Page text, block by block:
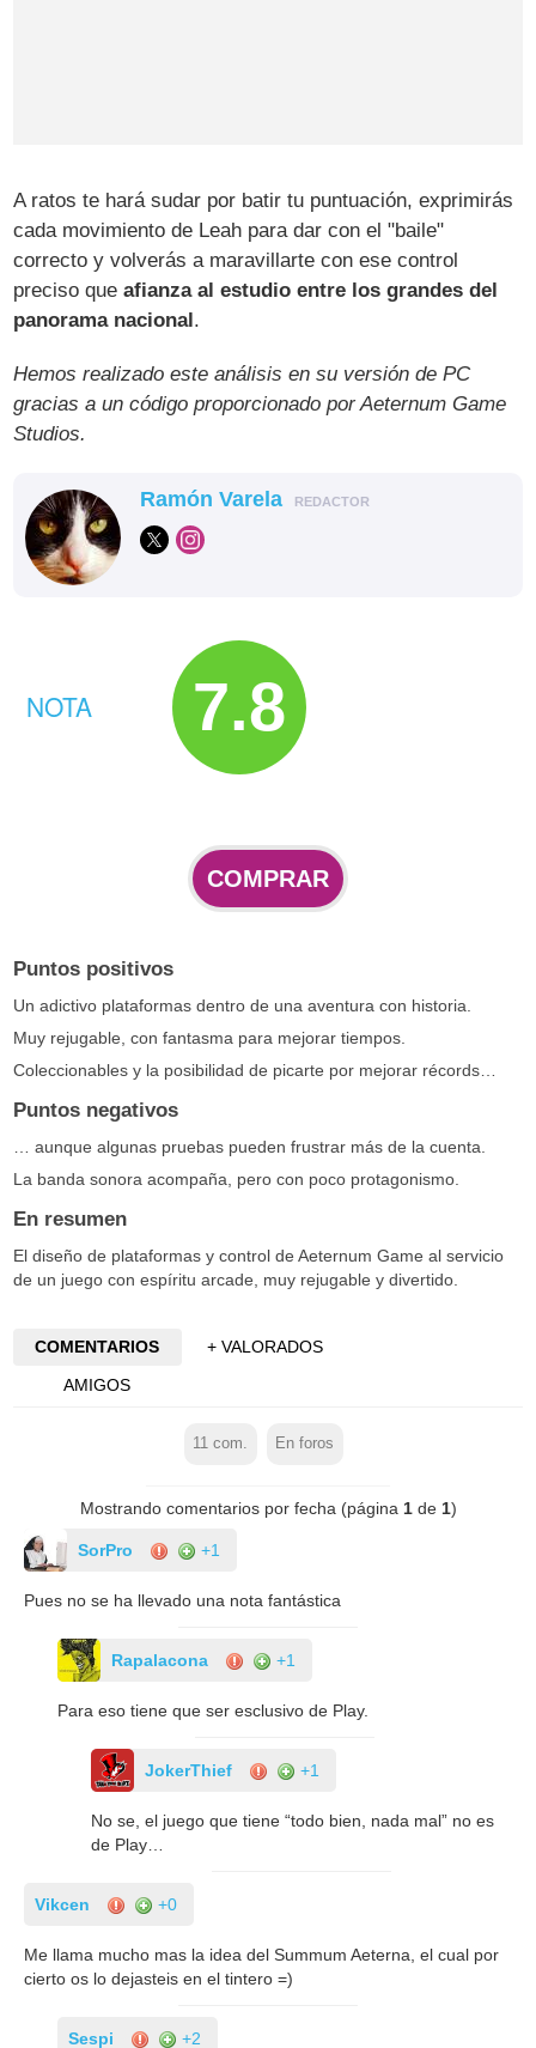
A ratos te hará sudar por batir tu puntuación, exprimirás
cada movimiento de Leah para dar con el "baile"
correcto y volverás a maravillarte con ese control
preciso queafianza al estudio entre los grandes del
panorama nacional.
Hemos realizado este análisis en su versión de PC
gracias a un código proporcionado por Aeternum Game
Studios.
Ramón Varela REDACTOR
NOTA 7.8
COMPRAR
Puntos positivos
Un adictivo plataformas dentro de una aventura con historia.
Muy rejugable, con fantasma para mejorar tiempos.
Coleccionables y la posibilidad de picarte por mejorar récords…
Puntos negativos
… aunque algunas pruebas pueden frustrar más de la cuenta.
La banda sonora acompaña, pero con poco protagonismo.
En resumen
El diseño de plataformas y control de Aeternum Game al servicio
de un juego con espíritu arcade, muy rejugable y divertido.
COMENTARIOS
+ VALORADOS
AMIGOS
11 com. En foros
Mostrando comentarios por fecha (página 1de 1)
SorPro +1
Pues no se ha llevado una nota fantástica
Rapalacona +1
Para eso tiene que ser esclusivo de Play.
JokerThief +1
No se, el juego que tiene “todo bien, nada mal” no es
de Play…
Vikcen +0
Me llama mucho mas la idea del Summum Aeterna, el cual por
cierto os lo dejasteis en el tintero =)
Sespi +2